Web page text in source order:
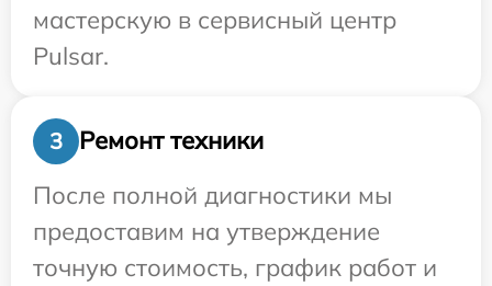
мастерскую в сервисный центр
Pulsar.
3
Ремонт техники
После полной диагностики мы
предоставим на утверждение
точную стоимость, график работ и